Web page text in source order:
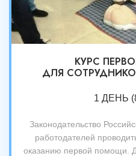
КУРС
ДЛЯ
1 ДЕНЬ
Законодательство
работодателей
оказанию первой помощи.